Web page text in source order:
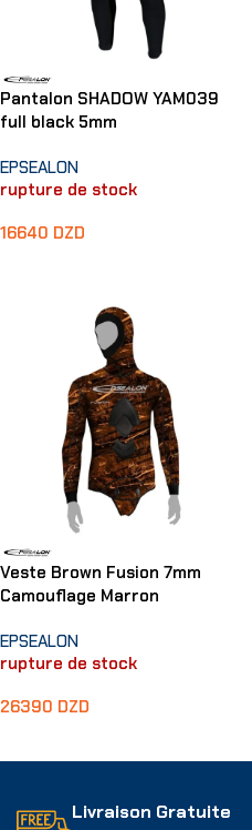
Pantalon SHADOW YAM039
full black 5mm
EPSEALON
rupture de stock
16640 DZD
Veste Brown Fusion 7mm
Camouflage Marron
EPSEALON
rupture de stock
26390 DZD
Livraison Gratuite